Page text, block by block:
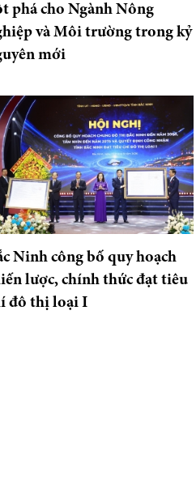
phá cho Ngành Nông
và Môi trường trong kỷ
mới
Ninh công bố quy hoạch
lược, chính thức đạt tiêu
đô thị loại I